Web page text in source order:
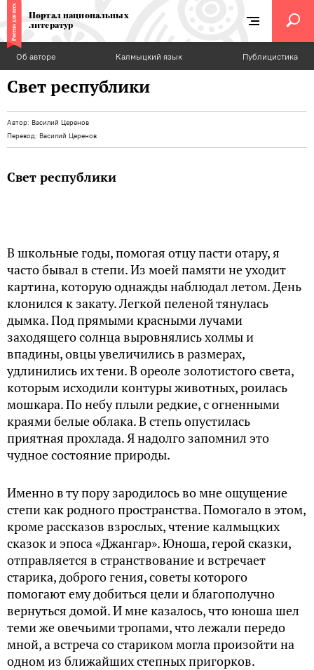
Портал национальных
литератур
Об авторе Калмыцкий язык Публицистика
Свет республики
Автор: Василий Церенов
Перевод: Василий Церенов
Свет республики
В школьные годы, помогая отцу пасти отару, я
часто бывал в степи. Из моей памяти не уходит
картина, которую однажды наблюдал летом. День
клонился к закату. Легкой пеленой тянулась
дымка. Под прямыми красными лучами
заходящего солнца выровнялись холмы и
впадины, овцы увеличились в размерах,
удлинились их тени. В ореоле золотистого света,
которым исходили контуры животных, роилась
мошкара. По небу плыли редкие, с огненными
краями белые облака. В степь опустилась
приятная прохлада. Я надолго запомнил это
чудное состояние природы.
Именно в ту пору зародилось во мне ощущение
степи как родного пространства. Помогало в этом,
кроме рассказов взрослых, чтение калмыцких
сказок и эпоса «Джангар». Юноша, герой сказки,
отправляется в странствование и встречает
старика, доброго гения, советы которого
помогают ему добиться цели и благополучно
вернуться домой. И мне казалось, что юноша шел
теми же овечьими тропами, что лежали передо
мной, а встреча со стариком могла произойти на
одном из ближайших степных пригорков.